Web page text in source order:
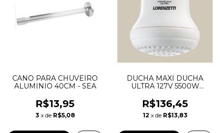
CANO PARA CHUVEIRO
ALUMINIO 40CM - SEA
R$13,95
3 x de R$5,08
DUCHA MAXI DUCHA
ULTRA 127V 5500W
R$136,45
12 x de R$13,83